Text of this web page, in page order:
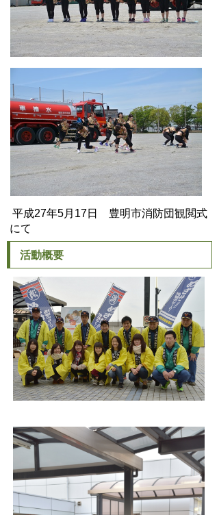
平成27年5月17日 豊明市消防団観閲式
にて
活動概要